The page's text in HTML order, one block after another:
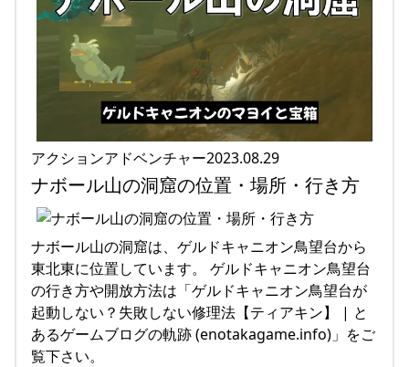
アクションアドベンチャー2023.08.29
ナボール山の洞窟の位置・場所・行き方
ナボール山の洞窟は、ゲルドキャニオン鳥望台から
東北東に位置しています。 ゲルドキャニオン鳥望台
の行き方や開放方法は「ゲルドキャニオン鳥望台が
起動しない？失敗しない修理法【ティアキン】 | と
あるゲームブログの軌跡 (enotakagame.info)」をご
覧下さい。